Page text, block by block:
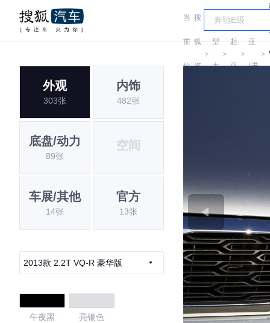
当
前
位
搜
狐
汽
＞
车
型
大
＞
起
亚
＞
亚
(进
＞
外观
303张
内饰
482张
底盘/动力
89张
空间
车展/其他
14张
官方
13张
2013款 2.2T VQ-R 豪华版
午夜黑 亮银色